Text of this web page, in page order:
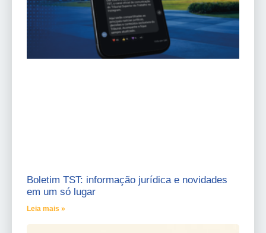
Boletim TST: informação jurídica e novidades
em um só lugar
Leia mais »